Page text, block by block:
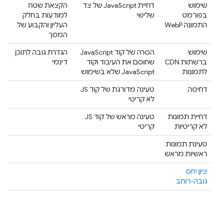
שימוש
בפורמט
התמונה WebP
דחיית JavaScript של צד
שלישי
הקצאת שטח
למודעות בחלק
העליון והקבוע של
המסך
שימוש
ברשתות CDN
לתמונות
הסרה של קוד JavaScript
שחוסם את העיבוד וקוד
JavaScript שלא בשימוש
הגדרת גובה לתוכן
דינמי
דחיסה
טעינה מדורגת של קוד JS
לא קריטי
דחיית תמונות
לא קריטיות
טעינה מראש של קוד JS
קריטי
טעינת תמונות
ראשיות מראש
ציון יחס
גובה-רוחב